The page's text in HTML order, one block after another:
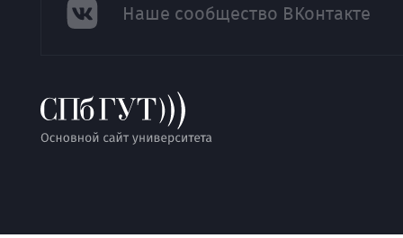
Наше сообщество ВКонтакте